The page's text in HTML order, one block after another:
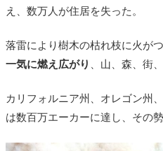
え、数万人が住居を失った。
落雷により樹木の枯れ枝に火がつ
一気に燃え広がり
、山、森、街
カリフォルニア州、オレゴン州
は数百万エーカーに達し、その